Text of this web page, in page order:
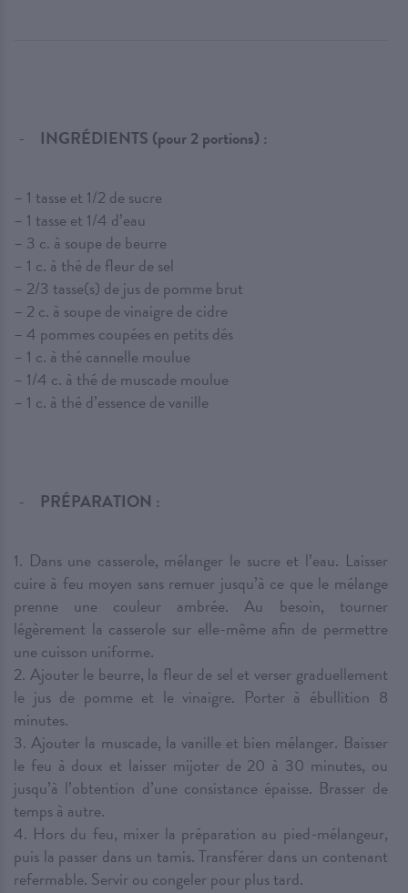
INGRÉDIENTS (pour 2 portions) :
– 1 tasse et 1/2 de sucre
– 1 tasse et 1/4 d’eau
– 3 c. à soupe de beurre
– 1 c. à thé de fleur de sel
– 2/3 tasse(s) de jus de pomme brut
– 2 c. à soupe de vinaigre de cidre
– 4 pommes coupées en petits dés
– 1 c. à thé cannelle moulue
– 1/4 c. à thé de muscade moulue
– 1 c. à thé d’essence de vanille
PRÉPARATION :
1. Dans une casserole, mélanger le sucre et l’eau. Laisser
cuire à feu moyen sans remuer jusqu’à ce que le mélange
prenne une couleur ambrée. Au besoin, tourner
légèrement la casserole sur elle-même afin de permettre
une cuisson uniforme.
2. Ajouter le beurre, la fleur de sel et verser graduellement
le jus de pomme et le vinaigre. Porter à ébullition 8
minutes.
3. Ajouter la muscade, la vanille et bien mélanger. Baisser
le feu à doux et laisser mijoter de 20 à 30 minutes, ou
jusqu’à l’obtention d’une consistance épaisse. Brasser de
temps à autre.
4. Hors du feu, mixer la préparation au pied-mélangeur,
puis la passer dans un tamis. Transférer dans un contenant
refermable. Servir ou congeler pour plus tard.